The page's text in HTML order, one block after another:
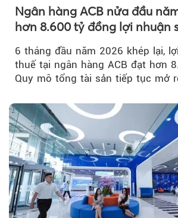
Ngân hàng ACB nửa đầu
hơn 8.600 tỷ đồng lợi nhuận
nợ xấu thấp nhất ngành
6 tháng đầu năm 2026 khép lại,
thuế tại ngân hàng ACB đạt hơn
Quy mô tổng tài sản tiếp tục mở